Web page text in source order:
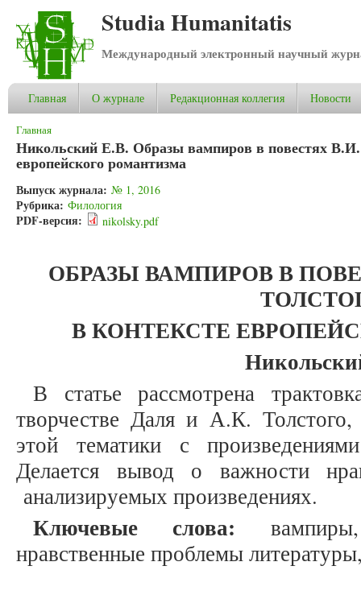
Studia Humanitatis
Международный электронный научный
Главная О журнале Редакционная коллегия Новости
Вы здесь
Главная
Никольский Е.В. Образы вампиров в повестях
европейского романтизма
Выпуск журнала: № 1, 2016
Рубрика: Филология
PDF-версия: nikolsky.pdf
ОБРАЗЫ ВАМПИРОВ В
В КОНТЕКСТЕ
В статье рассмотрена
творчестве Даля и А.К. Толстого,
этой тематики с
Делается вывод о важности
анализируемых произведениях.
Ключевые слова:
нравственные проблемы